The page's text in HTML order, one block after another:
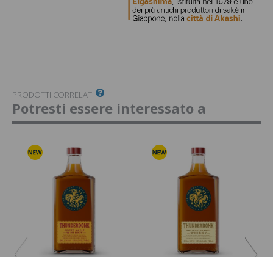
PRODOTTI CORRELATI
Potresti essere interessato a